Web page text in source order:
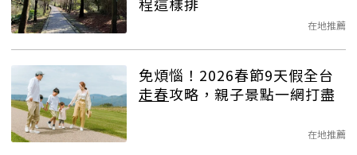
程這樣排
在地推薦
免煩惱！2026春節9天假全台
走春攻略，親子景點一網打盡
在地推薦